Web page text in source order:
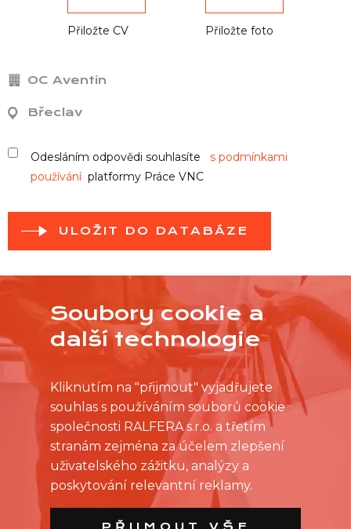
Přiložte CV Přiložte foto
OC Aventin
Břeclav
Odesláním odpovědi souhlasíte s podmínkami
používáníplatformy Práce VNC
ULOŽIT DO DATABÁZE
Soubory cookie a
další technologie
Kliknutím na "přijmout" vyjadřujete
souhlas s používáním souborů cookie
společnosti RALFERA s.r.o. a třetím
stranám zejména za účelem zlepšení
uživatelského zážitku, analýzy a
poskytování relevantní reklamy.